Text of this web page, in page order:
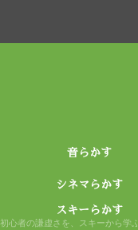
音らかす
シネマらかす
スキーらかす